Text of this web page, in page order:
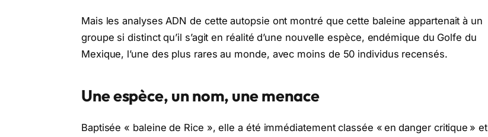
Mais les analyses ADN de cette autopsie ont montré que cette baleine appartenait à un
groupe si distinct qu’il s’agit en réalité d’une nouvelle espèce, endémique du Golfe du
Mexique, l’une des plus rares au monde, avec moins de 50 individus recensés.
Une espèce, un nom, une menace
Baptisée « baleine de Rice », elle a été immédiatement classée « en danger critique » et